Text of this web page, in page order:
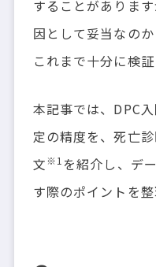
することがありま
因として妥当なの
これまで十分に検
本記事では、DPC
定の精度を、死亡
文※1 を紹介し、デ
す際のポイントを整